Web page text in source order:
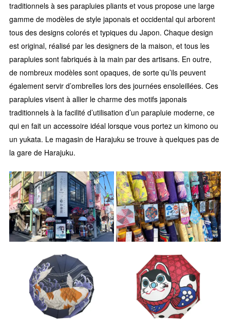
traditionnels à ses parapluies pliants et vous propose une large
gamme de modèles de style japonais et occidental qui arborent
tous des designs colorés et typiques du Japon. Chaque design
est original, réalisé par les designers de la maison, et tous les
parapluies sont fabriqués à la main par des artisans. En outre,
de nombreux modèles sont opaques, de sorte qu’ils peuvent
également servir d’ombrelles lors des journées ensoleillées. Ces
parapluies visent à allier le charme des motifs japonais
traditionnels à la facilité d’utilisation d’un parapluie moderne, ce
qui en fait un accessoire idéal lorsque vous portez un kimono ou
un yukata. Le magasin de Harajuku se trouve à quelques pas de
la gare de Harajuku.